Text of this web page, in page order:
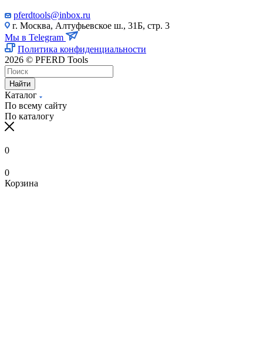
pferdtools@inbox.ru
г. Москва, Алтуфьевское ш., 31Б, стр. 3
Мы в Telegram
Политика конфиденциальности
2026 © PFERD Tools
Найти
Каталог
По всему сайту
По каталогу
0
0
Корзина